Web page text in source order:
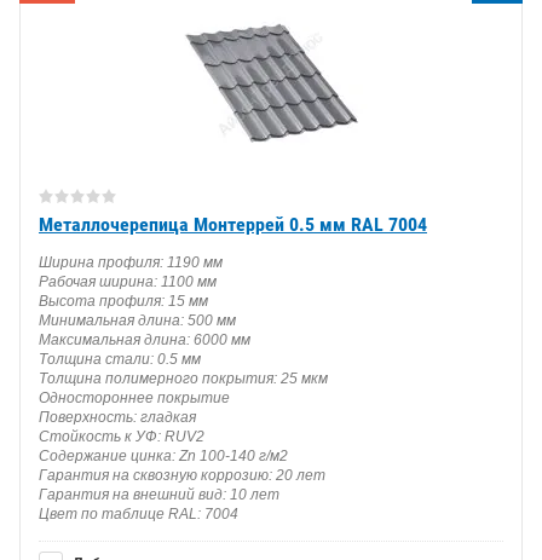
Металлочерепица Монтеррей 0.5 мм RAL 7004
Ширина профиля: 1190 мм
Рабочая ширина: 1100 мм
Высота профиля: 15 мм
Минимальная длина: 500 мм
Максимальная длина: 6000 мм
Толщина стали: 0.5 мм
Толщина полимерного покрытия: 25 мкм
Одностороннее покрытие
Поверхность: гладкая
Стойкость к УФ: RUV2
Содержание цинка: Zn 100-140 г/м2
Гарантия на сквозную коррозию: 20 лет
Гарантия на внешний вид: 10 лет
Цвет по таблице RAL: 7004